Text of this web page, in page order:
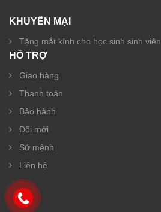
KHUYẾN MẠI
Tặng mắt kính cho học sinh sinh viên
HỖ TRỢ
Giao hàng
Thanh toán
Bảo hành
Đổi mới
Sứ mệnh
Liên hệ